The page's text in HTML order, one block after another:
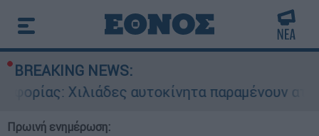
BREAKING NEWS:
αυτοκίνητα παραμένουν
Πρωινή ενημέρωση: